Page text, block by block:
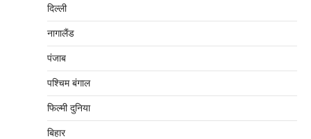
दिल्‍ली
नागालैंड
पंजाब
पश्चिम बंगाल
फिल्मी दुनिया
बिहार